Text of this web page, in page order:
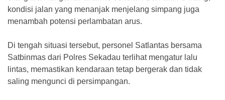
kondisi jalan yang menanjak menjelang simpang juga
menambah potensi perlambatan arus.
Di tengah situasi tersebut, personel Satlantas bersama
Satbinmas dari Polres Sekadau terlihat mengatur lalu
lintas, memastikan kendaraan tetap bergerak dan tidak
saling mengunci di persimpangan.